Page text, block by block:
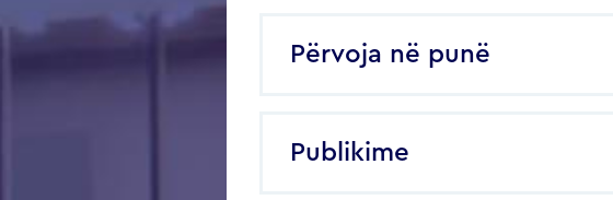
Përvoja në punë
Publikime